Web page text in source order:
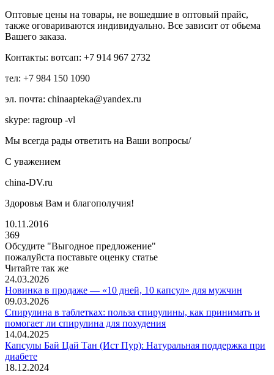
Оптовые цены на товары, не вошедшие в оптовый прайс,
также оговариваются индивидуально. Все зависит от обьема
Вашего заказа.
Контакты: вотсап: +7 914 967 2732
тел: +7 984 150 1090
эл. почта: chinaapteka@yandex.ru
skype: ragroup -vl
Мы всегда рады ответить на Ваши вопросы/
С уважением
china-DV.ru
Здоровья Вам и благополучия!
10.11.2016
369
Обсудите "Выгодное предложение"
пожалуйста поставьте оценку статье
Читайте так же
24.03.2026
Новинка в продаже — «10 дней, 10 капсул» для мужчин
09.03.2026
Спирулина в таблетках: польза спирулины, как принимать и
помогает ли спирулина для похудения
14.04.2025
Капсулы Бай Цай Тан (Ист Пур): Натуральная поддержка при
диабете
18.12.2024